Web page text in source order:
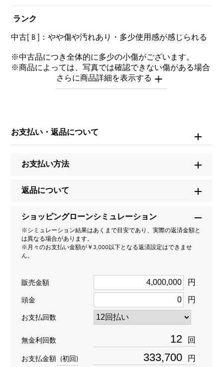
ランク
中古[ B ]：やや傷や汚れあり・多少使用感が感じられる
※中古品につき全体的に多少の小傷がございます。
※商品によっては、写真では確認できない傷がある場合
もございます。
※詳細はお問い合わせください。
W252092
商品名
ビッグバン エボリューション パヴェ ブレスレット
ブランド名
ウブロ
モデル名
型番
301.SX.1170.SX.2704
タイプ
メンズ
お支払い・返品について
お支払い方法
返品について
ショッピングローンシミュレーション
※シミュレーション結果はあくまで目安であり、実際の返済金額と
は異なる場合があります。
※月々のお支払い金額が￥3,000以下となる返済設定はできませ
ん。
販売金額 円
頭金 円
お支払回数
無金利回数 回
お支払金額 (初回) 円